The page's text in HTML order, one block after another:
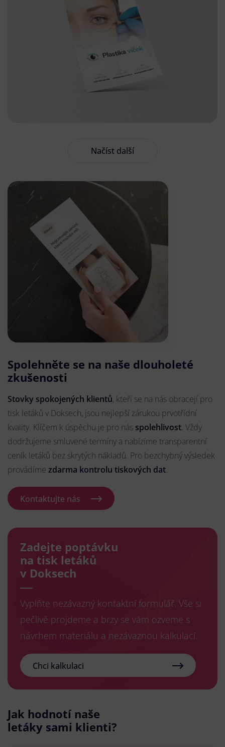
Načíst další
Spolehněte se na naše dlouholeté
zkušenosti
Stovky spokojených klientů, kteří se na nás obracejí pro
tisk letáků v Doksech, jsou nejlepší zárukou prvotřídní
kvality. Klíčem k úspěchu je pro nás spolehlivost. Vždy
dodržujeme smluvené termíny a nabízíme transparentní
ceník letáků bez skrytých nákladů. Pro bezchybný výsledek
provádíme zdarma kontrolu tiskových dat.
Kontaktujte nás
Zadejte poptávku
na tisk letáků
v Doksech
Vyplňte nezávazný kontaktní formulář. Vše si
pečlivě projdeme a brzy se vám ozveme s
návrhem materiálu a nezávaznou kalkulací.
Chci kalkulaci
Jak hodnotí naše
letáky sami klienti?